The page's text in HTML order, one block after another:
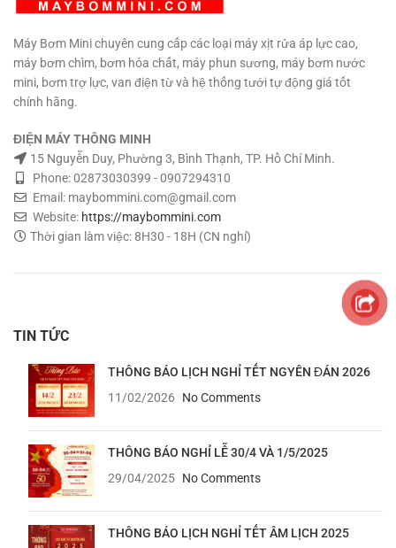
Máy Bơm Mini chuyên cung cấp các loại máy xịt rửa áp lực cao,
máy bơm chìm, bơm hóa chất, máy phun sương, máy bơm nước
mini, bơm trợ lực, van điện từ và hệ thống tưới tự động giá tốt
chính hãng.
ĐIỆN MÁY THÔNG MINH
15 Nguyễn Duy, Phường 3, Bình Thạnh, TP. Hồ Chí Minh.
Phone: 02873030399 - 0907294310
Email: maybommini.com@gmail.com
Website: https://maybommini.com
Thời gian làm việc: 8H30 - 18H (CN nghỉ)
TIN TỨC
THÔNG BÁO LỊCH NGHỈ TẾT NGYÊN ĐÁN 2026
11/02/2026
No Comments
THÔNG BÁO NGHỈ LỄ 30/4 VÀ 1/5/2025
29/04/2025 No Comments
THÔNG BÁO LỊCH NGHỈ TẾT ÂM LỊCH 2025